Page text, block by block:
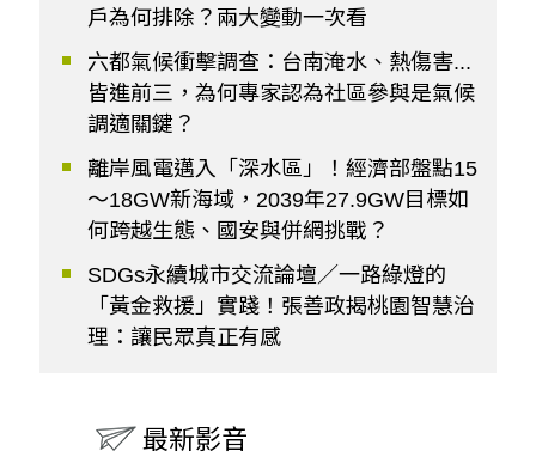
戶為何排除？兩大變動一次看
六都氣候衝擊調查：台南淹水、熱傷害...
皆進前三，為何專家認為社區參與是氣候
調適關鍵？
離岸風電邁入「深水區」！經濟部盤點15
～18GW新海域，2039年27.9GW目標如
何跨越生態、國安與併網挑戰？
SDGs永續城市交流論壇／一路綠燈的
「黃金救援」實踐！張善政揭桃園智慧治
理：讓民眾真正有感
最新影音